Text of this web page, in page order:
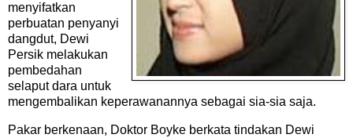
menyifatkan
perbuatan penyanyi
dangdut, Dewi
Persik melakukan
pembedahan
selaput dara untuk
mengembalikan keperawanannya sebagai sia-sia saja.
Pakar berkenaan, Doktor Boyke berkata tindakan Dewi